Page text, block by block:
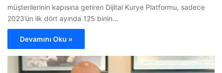
müşterilerinin kapısına getiren Dijital Kurye Platformu, sadece
2023’ün ilk dört ayında 125 binin…
Devamını Oku »